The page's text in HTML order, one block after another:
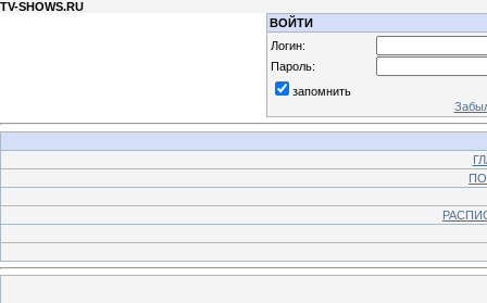
TV-SHOWS.RU
ВОЙТИ
Логин:
Пароль:
запомнить